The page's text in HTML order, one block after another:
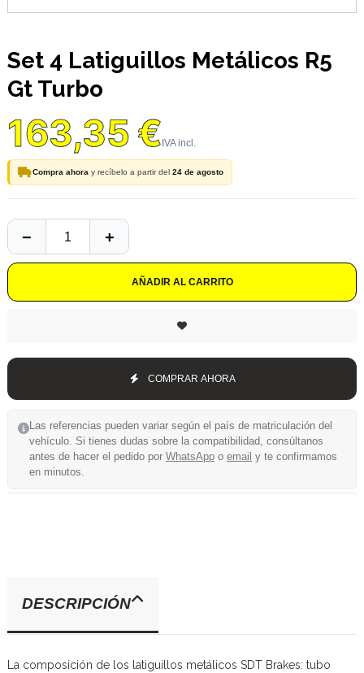
Set 4 Latiguillos Metálicos R5
Gt Turbo
163,35 €
Compra ahora y recíbelo a partir del 24 de agosto
AÑADIR AL CARRITO
COMPRAR AHORA
Las referencias pueden variar según el país de matriculación del
vehículo. Si tienes dudas sobre la compatibilidad, consúltanos
antes de hacer el pedido por WhatsApp o email y te confirmamos
en minutos.
DESCRIPCIÓN
La composición de los latiguillos metálicos SDT Brakes: tubo